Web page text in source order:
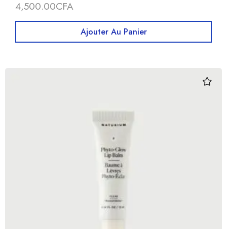
4,500.00CFA
Ajouter Au Panier